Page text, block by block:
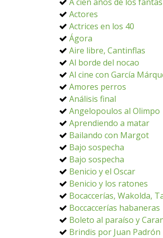
Actores
Actrices en los 40
Ágora
Aire libre, Cantinflas
Al borde del nocao
Al cine con García
Amores perros
Análisis final
Angelopoulos al Olimpo
Aprendiendo a matar
Bailando con Margot
Bajo sospecha
Bajo sospecha
Benicio y el Oscar
Benicio y los ratones
Bocaccerías, Wakolda,
Boccaccerías habaneras
Boleto al paraíso y
Brindis por Juan Padrón